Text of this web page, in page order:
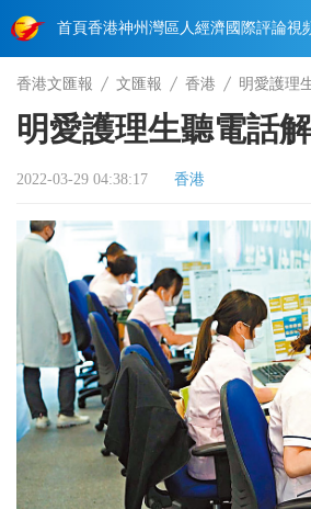
首頁香港神州 灣區人經濟國際評論視
香港文匯報 文匯報 香港 明愛護理
明愛護理生聽電話解
2022-03-29 04:38:17 香港